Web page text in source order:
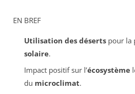
EN BREF
Utilisation des désertspour la
solaire.
Impact positif sur l’écosystème
du microclimat.